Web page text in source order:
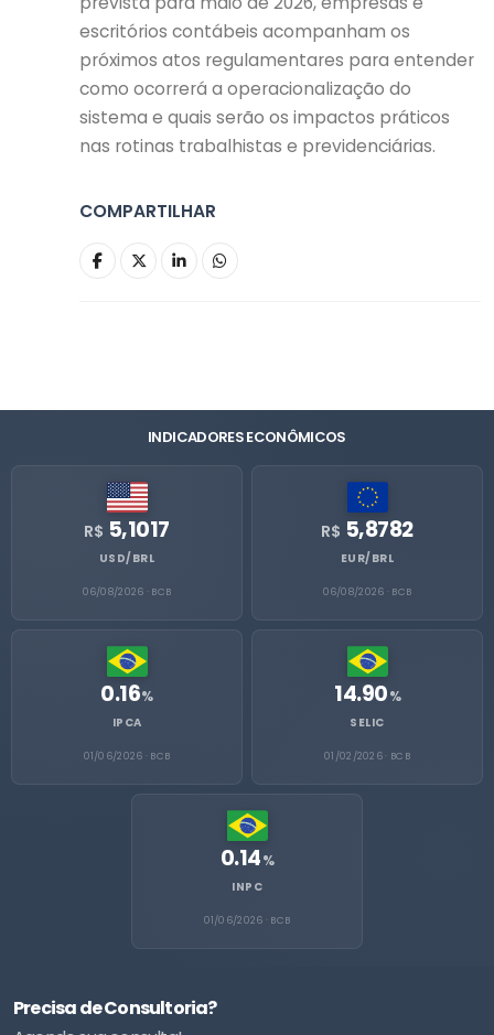
escritórios contábeis acompanham os
próximos atos regulamentares para entender
como ocorrerá a operacionalização do
sistema e quais serão os impactos práticos
nas rotinas trabalhistas e previdenciárias.
COMPARTILHAR
INDICADORES ECONÔMICOS
R$ 5,1017
USD/BRL
06/08/2026 · BCB
R$ 5,8782
EUR/BRL
06/08/2026 · BCB
0.16%
IPCA
01/06/2026 · BCB
14.90%
SELIC
01/02/2026 · BCB
0.14%
INPC
01/06/2026 · BCB
Precisa de Consultoria?